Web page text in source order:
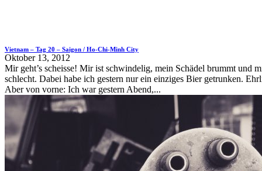
Vietnam – Tag 20 – Saigon / Ho-Chi-Minh City
Oktober 13, 2012
Mir geht’s scheisse! Mir ist schwindelig, mein Schädel brummt und
schlecht. Dabei habe ich gestern nur ein einziges Bier getrunken.
Aber von vorne: Ich war gestern Abend,...